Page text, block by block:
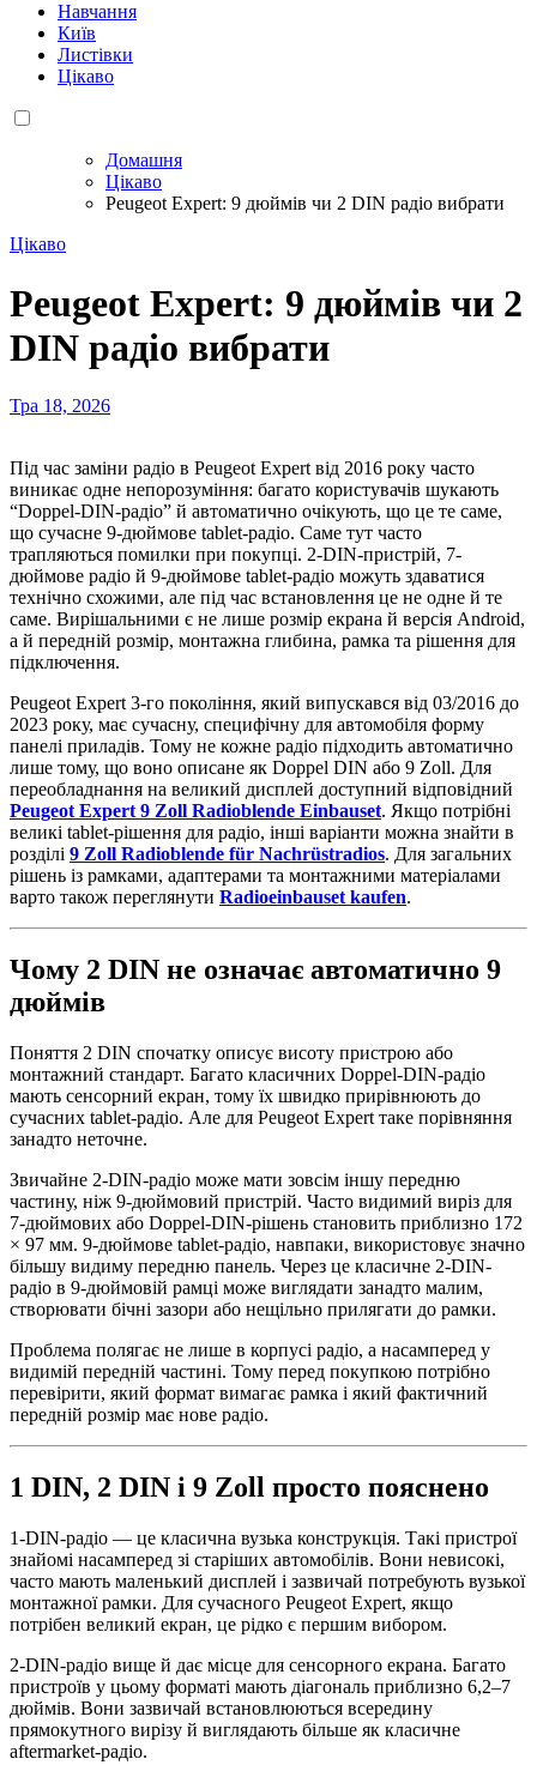
Навчання
Київ
Листівки
Цікаво
Домашня
Цікаво
Peugeot Expert: 9 дюймів чи 2 DIN радіо вибрати
Цікаво
Peugeot Expert: 9 дюймів чи 2
DIN радіо вибрати
Тра 18, 2026
Під час заміни радіо в Peugeot Expert від 2016 року часто
виникає одне непорозуміння: багато користувачів шукають
“Doppel-DIN-радіо” й автоматично очікують, що це те саме,
що сучасне 9-дюймове tablet-радіо. Саме тут часто
трапляються помилки при покупці. 2-DIN-пристрій, 7-
дюймове радіо й 9-дюймове tablet-радіо можуть здаватися
технічно схожими, але під час встановлення це не одне й те
саме. Вирішальними є не лише розмір екрана й версія Android,
а й передній розмір, монтажна глибина, рамка та рішення для
підключення.
Peugeot Expert 3-го покоління, який випускався від 03/2016 до
2023 року, має сучасну, специфічну для автомобіля форму
панелі приладів. Тому не кожне радіо підходить автоматично
лише тому, що воно описане як Doppel DIN або 9 Zoll. Для
переобладнання на великий дисплей доступний відповідний
Peugeot Expert 9 Zoll Radioblende Einbauset. Якщо потрібні
великі tablet-рішення для радіо, інші варіанти можна знайти в
розділі 9 Zoll Radioblende für Nachrüstradios. Для загальних
рішень із рамками, адаптерами та монтажними матеріалами
варто також переглянути Radioeinbauset kaufen.
Чому 2 DIN не означає автоматично 9
дюймів
Поняття 2 DIN спочатку описує висоту пристрою або
монтажний стандарт. Багато класичних Doppel-DIN-радіо
мають сенсорний екран, тому їх швидко прирівнюють до
сучасних tablet-радіо. Але для Peugeot Expert таке порівняння
занадто неточне.
Звичайне 2-DIN-радіо може мати зовсім іншу передню
частину, ніж 9-дюймовий пристрій. Часто видимий виріз для
7-дюймових або Doppel-DIN-рішень становить приблизно 172
× 97 мм. 9-дюймове tablet-радіо, навпаки, використовує значно
більшу видиму передню панель. Через це класичне 2-DIN-
радіо в 9-дюймовій рамці може виглядати занадто малим,
створювати бічні зазори або нещільно прилягати до рамки.
Проблема полягає не лише в корпусі радіо, а насамперед у
видимій передній частині. Тому перед покупкою потрібно
перевірити, який формат вимагає рамка і який фактичний
передній розмір має нове радіо.
1 DIN, 2 DIN і 9 Zoll просто пояснено
1-DIN-радіо — це класична вузька конструкція. Такі пристрої
знайомі насамперед зі старіших автомобілів. Вони невисокі,
часто мають маленький дисплей і зазвичай потребують вузької
монтажної рамки. Для сучасного Peugeot Expert, якщо
потрібен великий екран, це рідко є першим вибором.
2-DIN-радіо вище й дає місце для сенсорного екрана. Багато
пристроїв у цьому форматі мають діагональ приблизно 6,2–7
дюймів. Вони зазвичай встановлюються всередину
прямокутного вирізу й виглядають більше як класичне
aftermarket-радіо.